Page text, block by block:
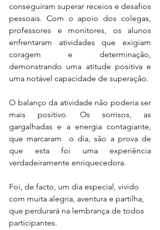
conseguiram superar receios e desafios
pessoais. Com o apoio dos colegas,
professores e monitores, os alunos
enfrentaram atividades que exigiam
coragem e determinação,
demonstrando uma atitude positiva e
uma notável capacidade de superação.
O balanço da atividade não poderia ser
mais positivo. Os sorrisos, as
gargalhadas e a energia contagiante,
que marcaram  o dia, são a prova de
que esta foi uma experiência
verdadeiramente enriquecedora.
Foi, de facto, um dia especial, vivido
com muita alegria, aventura e partilha,
que perdurará na lembrança de todos
participantes.